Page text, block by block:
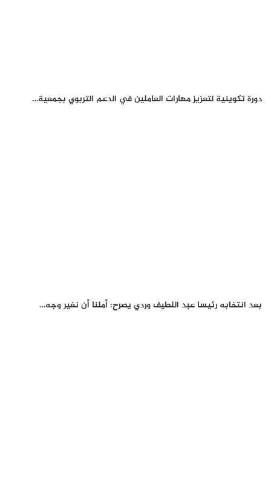
دورة تكوينية لتعزيز مهارات العاملين في الدعم التربوي بجمعية…
بعد انتخابه رئيسا عبد اللطيف وردي يصرح: أملنا أن نغير وجه…